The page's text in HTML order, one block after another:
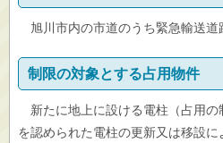
旭川市内の市道のうち緊急輸送道
制限の対象とする占用物件
新たに地上に設ける電柱（占用の
を認められた電柱の更新又は移設に